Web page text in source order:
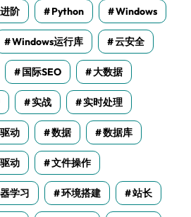
阶 Python Windows
Windows运行库 云安全
国际SEO 大数据
实战 实时处理
动 数据 数据库
动 文件操作
学习 环境搭建 站长